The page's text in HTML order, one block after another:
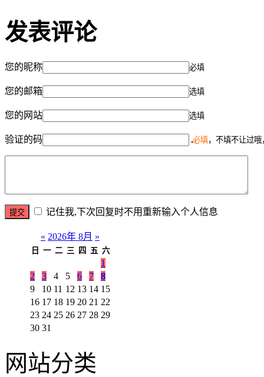
发表评论
您的昵称 必填
您的邮箱 选填
您的网站 选填
验证的码 必填，不填不让过
记住我,下次回复时不用重新输入个人信息
« 2026年 8月 »
日 一 二 三 四 五 六
1
2
3 4 5 6 7
8
9
10 11 12 13 14 15
16 17 18 19 20 21 22
23 24 25 26 27 28 29
30 31
网站分类